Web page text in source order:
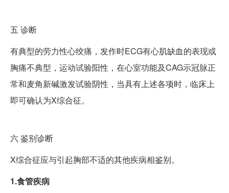
五 诊断
有典型的劳力性心绞痛，发作时ECG有心肌缺血的表现或
胸痛不典型，运动试验阳性，在心室功能及CAG示冠脉正
常和麦角新碱激发试验阴性，当具有上述各项时，临床上
即可确认为X综合征。
六鉴别诊断
X综合征应与引起胸部不适的其他疾病相鉴别。
1.食管疾病